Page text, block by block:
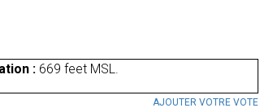
:669 feet MSL.
AJOUTER VOTRE VOTE